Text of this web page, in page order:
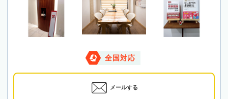
全国対応
メールする